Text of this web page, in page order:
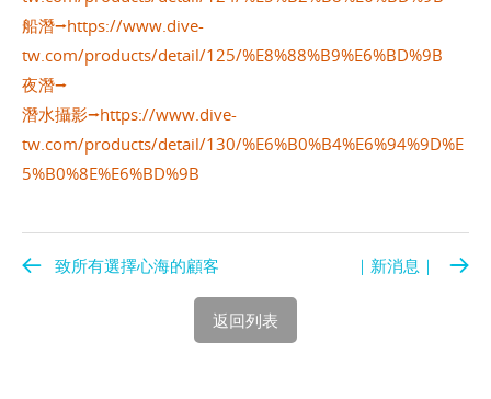
船潛⭢https://www.dive-
tw.com/products/detail/125/%E8%88%B9%E6%BD%9B
夜潛⭢
潛水攝影⭢https://www.dive-
tw.com/products/detail/130/%E6%B0%B4%E6%94%9D%E
5%B0%8E%E6%BD%9B
致所有選擇心海的顧客 ｜新消息｜
返回列表